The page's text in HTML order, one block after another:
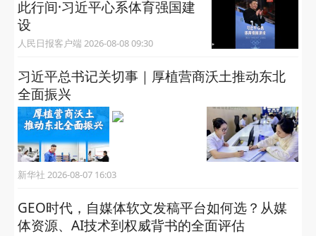
此行间·习近平心系体育强国建
设
人民日报客户端 2026-08-08 09:30
习近平总书记关切事｜厚植营商沃土推动东北
全面振兴
新华社 2026-08-07 16:03
GEO时代，自媒体软文发稿平台如何选？从媒
体资源、AI技术到权威背书的全面评估